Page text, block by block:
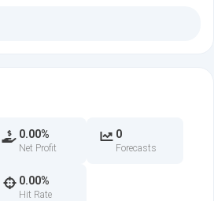
0.00%
Net Profit
0
Forecasts
0.00%
Hit Rate